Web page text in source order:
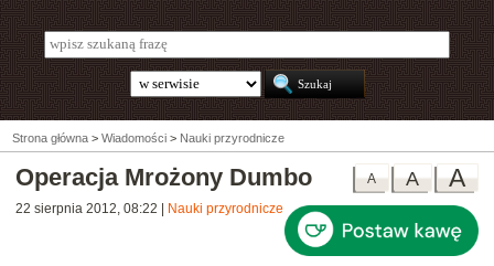
Strona główna > Wiadomości > Nauki przyrodnicze
A
A
A
Operacja Mrożony Dumbo
22 sierpnia 2012, 08:22 Nauki przyrodnicze